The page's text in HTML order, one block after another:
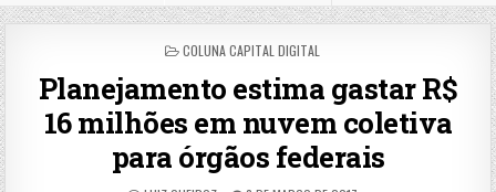
POSTED
COLUNA CAPITAL DIGITAL
Planejamento estima gastar R$
16 milhões em nuvem coletiva
para órgãos federais